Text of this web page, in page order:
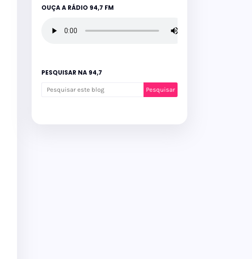
OUÇA A RÁDIO 94,7 FM
PESQUISAR NA 94,7